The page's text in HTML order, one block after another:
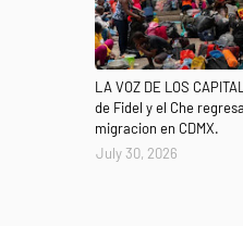
LA VOZ DE LOS
de Fidel y el Che
migracion en CDMX.
July 30, 2026